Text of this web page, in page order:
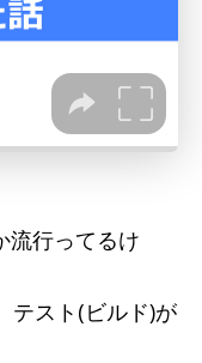
流行ってるけ
テスト(ビルド)が